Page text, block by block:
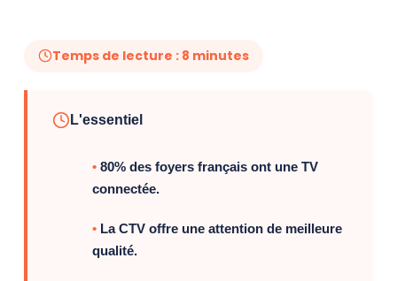
Temps de lecture : 8 minutes
L'essentiel
80% des foyers français ont une TV
connectée.
La CTV offre une attention de meilleure
qualité.